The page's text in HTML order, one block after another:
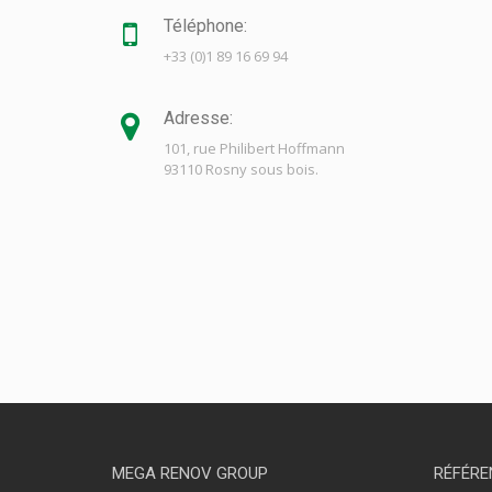
Téléphone:
+33 (0)1 89 16 69 94
Adresse:
101, rue Philibert Hoffmann
93110 Rosny sous bois.
MEGA RENOV GROUP